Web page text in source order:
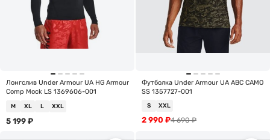
Лонгслив Under Armour UA HG Armour
Comp Mock LS 1369606-001
M XL L XXL
5 199 ₽
Футболка Under Armour UA ABC CAMO
SS 1357727-001
S XXL
4 690₽
2 990 ₽